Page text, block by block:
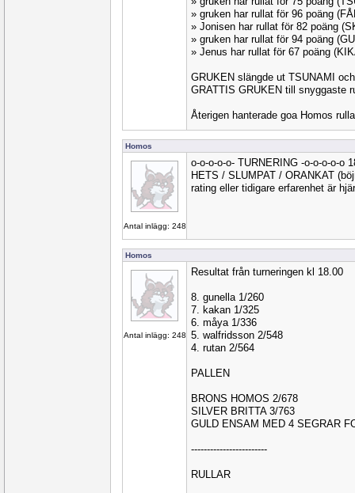
» gruken har rullat för 96 poäng
» Jonisen har rullat för 82 poäng
» gruken har rullat för 94 poäng
» Jenus har rullat för 67 poäng
GRUKEN slängde ut TSUNAMI
GRATTIS GRUKEN till snyggaste
Återigen hanterade goa Homos
Homos
Antal inlägg: 248
o-o-o-o-o- TURNERING -o-o-o-o-o
HETS / SLUMPAT / ORANKAT
rating eller tidigare erfarenhet är
Homos
Antal inlägg: 248
Resultat från turneringen kl 18.00
8. gunella 1/260
7. kakan 1/325
6. måya 1/336
5. walfridsson 2/548
4. rutan 2/564
PALLEN
BRONS HOMOS 2/678
SILVER BRITTA 3/763
GULD ENSAM MED 4 SEGRAR
------------------------
RULLAR